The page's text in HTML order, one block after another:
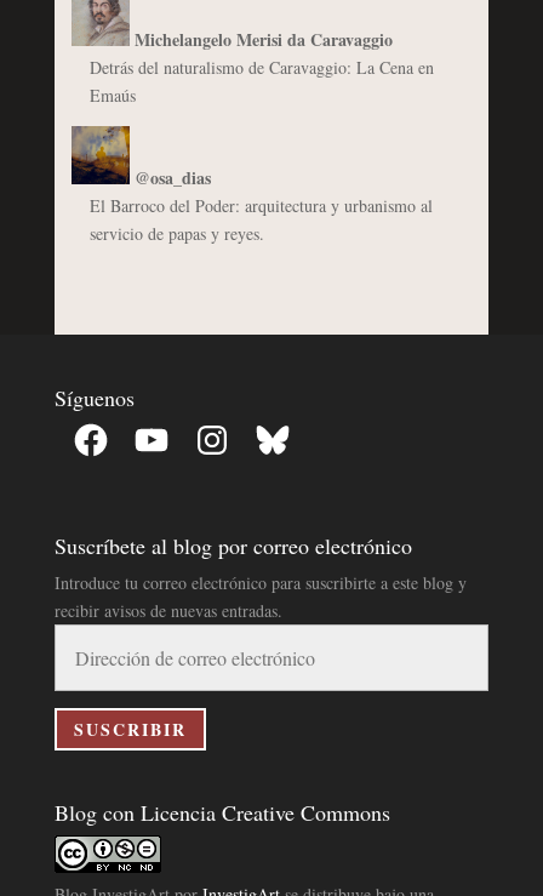
Michelangelo Merisi da Caravaggio
Detrás del naturalismo de Caravaggio: La Cena en
Emaús
@osa_dias
El Barroco del Poder: arquitectura y urbanismo al
servicio de papas y reyes.
Síguenos
Facebook YouTube InstagramBluesky
Suscríbete al blog por correo electrónico
Introduce tu correo electrónico para suscribirte a este blog y
recibir avisos de nuevas entradas.
correo
electrónico
SUSCRIBIR
Blog con Licencia Creative Commons